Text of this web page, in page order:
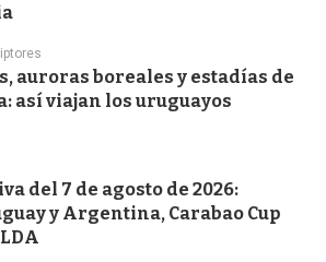
auroras boreales y estadías de
así viajan los uruguayos
del 7 de agosto de 2026:
y Argentina, Carabao Cup